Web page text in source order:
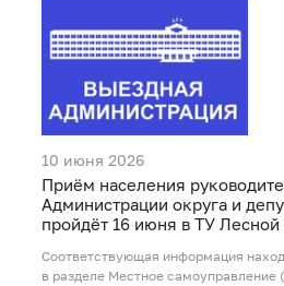
10 июня 2026
Приём населения
Администрации округа и
пройдёт 16 июня в ТУ Лесной
Соответствующая информация
в разделе Местное